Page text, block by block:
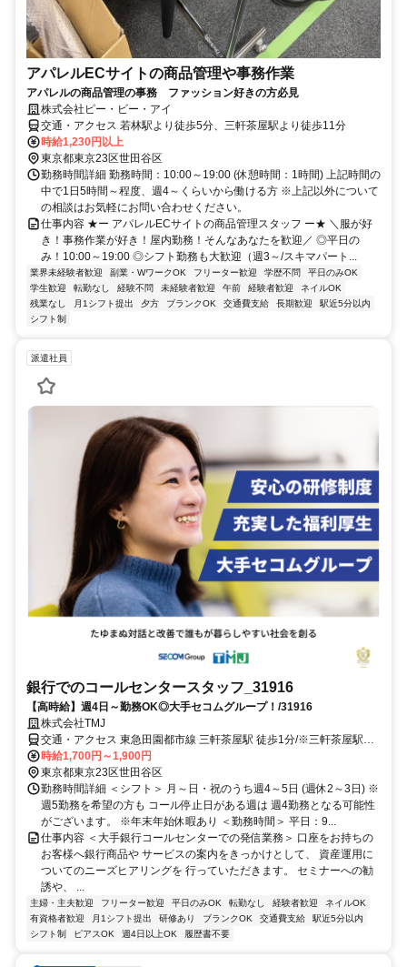
アパレルECサイトの商品管理や事務作業
アパレルの商品管理の事務 ファッション好きの方必見
株式会社ピー・ビー・アイ
交通・アクセス 若林駅より徒歩5分、三軒茶屋駅より徒歩11分
時給1,230円以上
東京都東京23区世田谷区
勤務時間詳細 勤務時間：10:00～19:00 (休憩時間：1時間) 上記時間の
中で1日5時間～程度、週4～くらいから働ける方 ※上記以外について
の相談はお気軽にお問い合わせください。
仕事内容 ★ー アパレルECサイトの商品管理スタッフ ー★ ＼服が好
き！事務作業が好き！屋内勤務！そんなあなたを歓迎／ ◎平日の
み！10:00～19:00 ◎シフト勤務も大歓迎（週3～/スキマパート...
業界未経験者歓迎 副業・WワークOK フリーター歓迎 学歴不問
平日のみOK
学生歓迎
転勤なし 経験不問 未経験者歓迎 午前 経験者歓迎
ネイルOK
残業なし
月1シフト提出 夕方 ブランクOK 交通費支給 長期歓迎
駅近5分以内
シフト制
派遣社員
銀行でのコールセンタースタッフ_31916
【高時給】週4日～勤務OK◎大手セコムグループ！/31916
株式会社TMJ
交通・アクセス 東急田園都市線 三軒茶屋駅 徒歩1分/※三軒茶屋駅よ
り地下通路にて直結
時給1,700円～1,900円
東京都東京23区世田谷区
勤務時間詳細 ＜シフト＞ 月～日・祝のうち週4～5日 (週休2～3日) ※
週5勤務を希望の方も コール停止日がある週は 週4勤務となる可能性
がございます。 ※年末年始休暇あり ＜勤務時間＞ 平日：9...
仕事内容 ＜大手銀行コールセンターでの発信業務＞ 口座をお持ちの
お客様へ銀行商品や サービスの案内をきっかけとして、 資産運用に
ついてのニーズヒアリングを 行っていただきます。 セミナーへの勧
誘や、 ...
主婦・主夫歓迎 フリーター歓迎 平日のみOK 転勤なし 経験者歓迎
ネイルOK
有資格者歓迎
月1シフト提出 研修あり ブランクOK 交通費支給
駅近5分以内
シフト制
ピアスOK 週4日以上OK 履歴書不要